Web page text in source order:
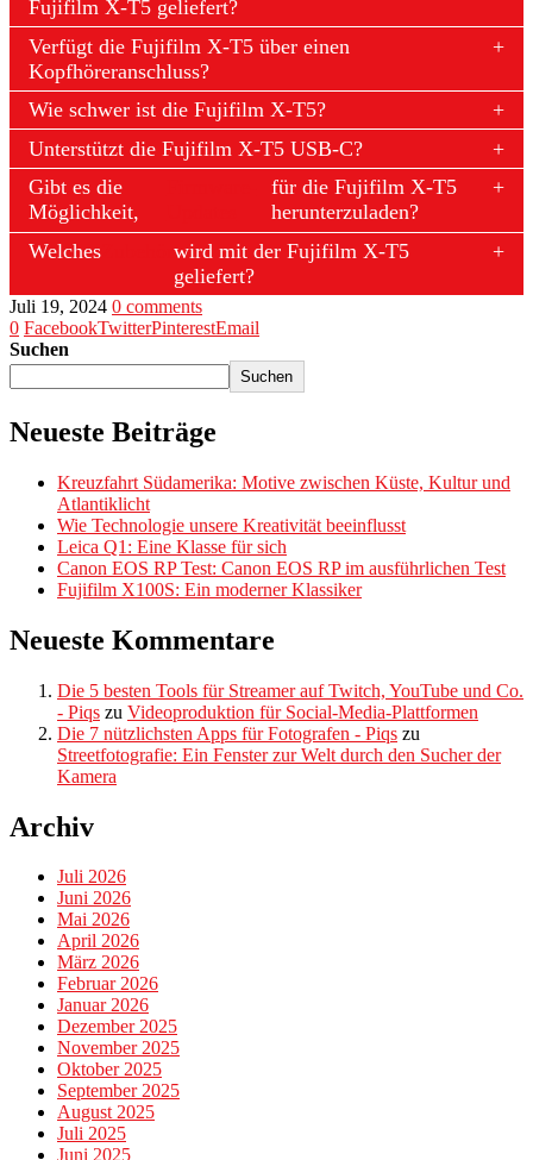
Fujifilm X-T5 geliefert?
Verfügt die Fujifilm X-T5 über einen
Kopfhöreranschluss?
Wie schwer ist die Fujifilm X-T5?
Unterstützt die Fujifilm X-T5 USB-C?
Gibt es die
Möglichkeit,
für die Fujifilm X-T5
herunterzuladen?
Welches
wird mit der Fujifilm X-T5
geliefert?
Juli 19, 2024 0 comments
0 FacebookTwitterPinterestEmail
Suchen
Suchen
Neueste Beiträge
Kreuzfahrt Südamerika: Motive zwischen Küste, Kultur und
Atlantiklicht
Wie Technologie unsere Kreativität beeinflusst
Leica Q1: Eine Klasse für sich
Canon EOS RP Test: Canon EOS RP im ausführlichen Test
Fujifilm X100S: Ein moderner Klassiker
Neueste Kommentare
Die 5 besten Tools für Streamer auf Twitch, YouTube und Co.
- Piqs zu Videoproduktion für Social-Media-Plattformen
Die 7 nützlichsten Apps für Fotografen - Piqs zu
Streetfotografie: Ein Fenster zur Welt durch den Sucher der
Kamera
Archiv
Juli 2026
Juni 2026
Mai 2026
April 2026
März 2026
Februar 2026
Januar 2026
Dezember 2025
November 2025
Oktober 2025
September 2025
August 2025
Juli 2025
Juni 2025